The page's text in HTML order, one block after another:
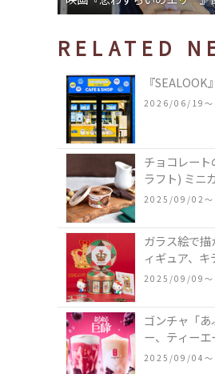
RELATED
『
2026/06/19〜
チョコレー
ラフト) ミニ
2025/09/02〜
ガラス絵で
ィギュア、
2025/09/09〜
ゴンチャ「
ー、ティー
2025/09/04〜